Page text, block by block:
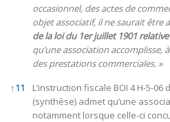
occasionnel, des actes de
objet associatif, il ne saurait être
de la loi du 1er juillet 1901
qu’une association
des prestations commerciales. »
↑11
L’instruction fiscale BOI 4 H-5-06
(synthèse) admet qu’une
notamment lorsque celle-ci